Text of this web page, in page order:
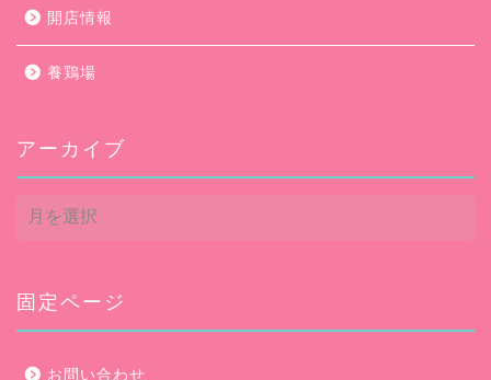
開店情報
養鶏場
アーカイブ
ア
ー
ブ
固定ページ
お問い合わせ